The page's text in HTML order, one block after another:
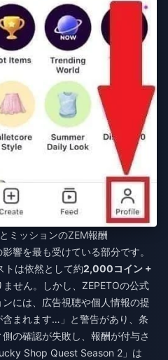
ミッションのZEM報酬
響を最も受けている部分です。
トは依然として約2,000コイン +
せん。しかし、ZEPETOの公式
には、広告視聴や個人情報の提
まれます…」と警告があり、条
の確認が失敗し、報酬が付与さ
Shop Quest Season 2」は